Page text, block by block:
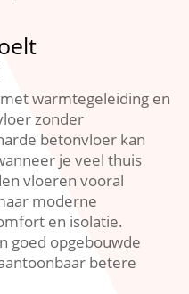
warmtegeleiding en
zonder
betonvloer kan
je veel thuis
vloeren vooral
moderne
en isolatie.​
goed opgebouwde
betere